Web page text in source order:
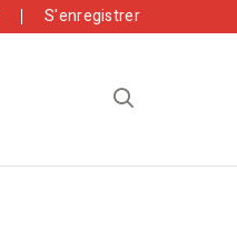
S'enregistrer